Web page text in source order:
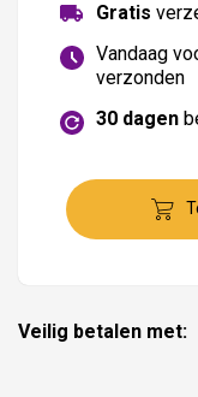
Gratis
Vandaag
verzonden
30 dagen
Veilig betalen met: